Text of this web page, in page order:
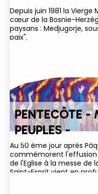
Depuis juin 1981 la
cœur de la Bosnie-
paysans : Medjugorje,
paix".
PENTECÔTE -
PEUPLES -
Au 50 ème jour après
commémorent l'effusion
de l'Eglise à la messe de
Saint-Esprit vient en